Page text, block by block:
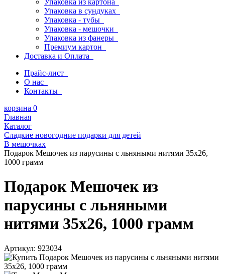
Упаковка из картона
Упаковка в сундуках
Упаковка - тубы
Упаковка - мешочки
Упаковка из фанеры
Премиум картон
Доставка и Оплата
Прайс-лист
О нас
Контакты
корзина 0
Главная
Каталог
Сладкие новогодние подарки для детей
В мешочках
Подарок Мешочек из парусины с льняными нитями 35х26,
1000 грамм
Подарок Мешочек из
парусины с льняными
нитями 35х26, 1000 грамм
Артикул: 923034